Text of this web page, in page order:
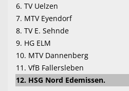
6. TV Uelzen
7. MTV Eyendorf
8. TV E. Sehnde
9. HG ELM
10. MTV Dannenberg
11. VfB Fallersleben
12. HSG Nord Edemissen.